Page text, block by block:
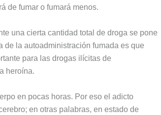
de fumar o fumará menos.
una cierta cantidad total de droga se pone
de la autoadministración fumada es que
para las drogas ilícitas de
heroína.
en pocas horas. Por eso el adicto
en otras palabras, en estado de